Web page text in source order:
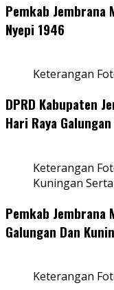
Pemkab Jembrana
Nyepi 1946
Keterangan
DPRD Kabupaten
Hari Raya
Keterangan
Kuningan
Pemkab Jembrana
Galungan Dan
Keterangan